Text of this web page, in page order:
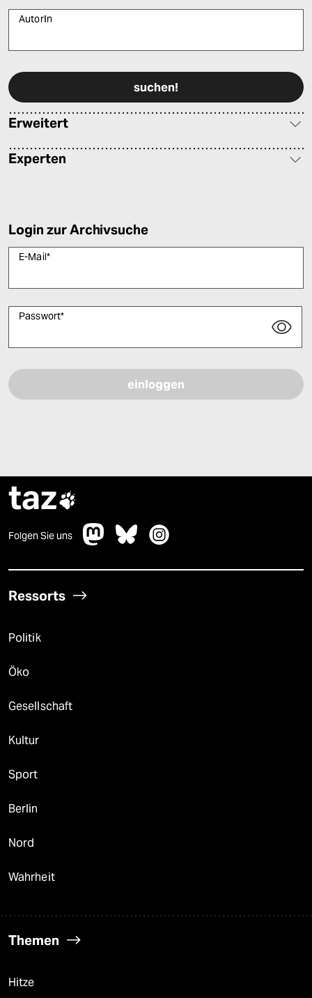
AutorIn
Erweitert
Experten
Login zur Archivsuche
E-Mail*
Passwort*
taz
Folgen Sie uns
Ressorts
Politik
Öko
Gesellschaft
Kultur
Sport
Berlin
Nord
Wahrheit
Themen
Hitze